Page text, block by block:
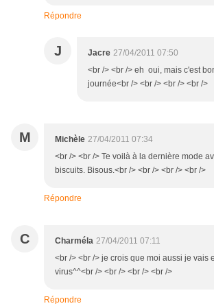
Répondre
J Jacre 27/04/2011 07:50
<br /> <br /> eh oui, mais c'est
journée<br /> <br /> <br /> <br />
M Michèle 27/04/2011 07:34
<br /> <br /> Te voilà à la dernière mode
biscuits. Bisous.<br /> <br /> <br /> <br />
Répondre
C Charméla 27/04/2011 07:11
<br /> <br /> je crois que moi aussi je vais
virus^^<br /> <br /> <br /> <br />
Répondre